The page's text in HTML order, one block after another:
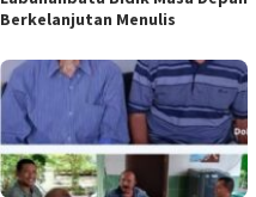
Berkelanjutan Menulis